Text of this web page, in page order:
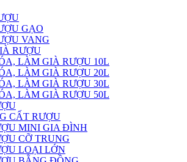
GẠO
VANG
RƯỢU
LÀM GIÀ RƯỢU 10L
LÀM GIÀ RƯỢU 20L
LÀM GIÀ RƯỢU 30L
LÀM GIÀ RƯỢU 50L
CẤT RƯỢU
MINI GIA ĐÌNH
CỠ TRUNG
LOẠI LỚN